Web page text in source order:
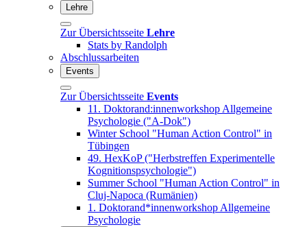
Lehre
Zur Übersichtsseite Lehre
Stats by Randolph
Abschlussarbeiten
Events
Zur Übersichtsseite Events
11. Doktorand:innenworkshop Allgemeine
Psychologie ("A-Dok")
Winter School "Human Action Control" in
Tübingen
49. HexKoP ("Herbstreffen Experimentelle
Kognitionspsychologie")
Summer School "Human Action Control" in
Cluj-Napoca (Rumänien)
1. Doktorand*innenworkshop Allgemeine
Psychologie